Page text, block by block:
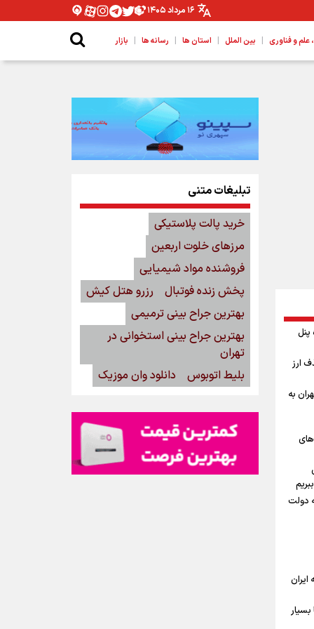
۱۶ مرداد ۱۴۰۵
و فناوری | بین الملل | استان ها | رسانه ها | بازار
پنل
ارز
به
دولت
ایران
تبلیغات متنی
خرید پالت پلاستیکی
مرزهای خلوت اربعین
فروشنده مواد شیمیایی
پخش زنده فوتبال
رزرو هتل کیش
بهترین جراح بینی ترمیمی
بهترین جراح بینی استخوانی در
تهران
بلیط اتوبوس
دانلود وان موزیک